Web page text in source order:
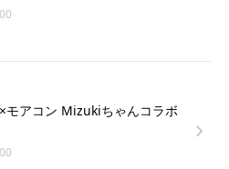
モアコン Mizukiちゃんコラボ